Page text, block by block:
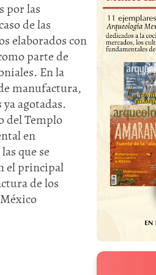
por las
de las
elaborados con
parte de
En la
manufactura,
agotadas.
del Templo
en
que se
el principal
de los